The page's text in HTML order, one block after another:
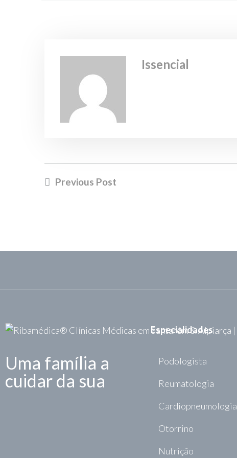
Issencial
Previous Post
Uma família a
cuidar da sua
Especialidades
Podologista
Reumatologia
Cardiopneumologia
Otorrino
Nutrição